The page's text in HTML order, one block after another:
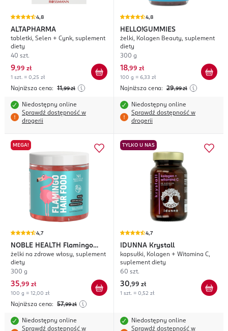
4,8
ALTAPHARMA
tabletki, Selen + Cynk, suplement
diety
40 szt.
9,99 zł
1 szt. = 0,25 zł
Najniższa cena: 11,99 zł
Niedostępny online
Sprawdź dostępność w
drogerii
4,8
HELLO!GUMMIES
żelki, Kolagen Beauty, suplement
diety
300 g
18,99 zł
100 g = 6,33 zł
Najniższa cena: 29,99 zł
Niedostępny online
Sprawdź dostępność w
drogerii
MEGA!
4,7
NOBLE HEALTH
Flamingo
Hair Food
żelki na zdrowe włosy, suplement
diety
300 g
35,99 zł
100 g = 12,00 zł
Najniższa cena: 57,99 zł
Niedostępny online
Sprawdź dostępność w
TYLKO U NAS
4,7
IDUNNA Krystall
kapsułki, Kolagen + Witamina C,
suplement diety
60 szt.
30,99 zł
1 szt. = 0,52 zł
Niedostępny online
Sprawdź dostępność w